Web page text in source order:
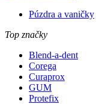
Púzdra a vaničky
Top značky
Blend-a-dent
Corega
Curaprox
GUM
Protefix